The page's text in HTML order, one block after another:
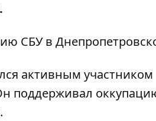
СБУ в
активным участником
поддерживал